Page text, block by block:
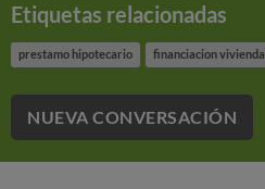
NUEVA CONVERSACIÓN
Etiquetas relacionadas
prestamo hipotecario financiacion vivienda